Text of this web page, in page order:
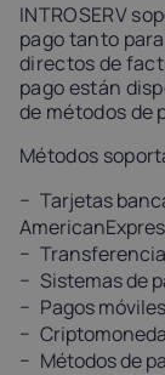
INTROSERV
pago tanto
directos de
pago están
de métodos de
Métodos
Tarjetas
Transferencia
Sistemas de
Pagos
Métodos de